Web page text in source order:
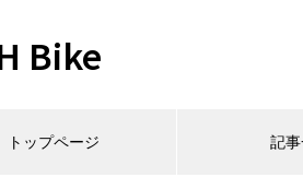
Bike
トップページ 記